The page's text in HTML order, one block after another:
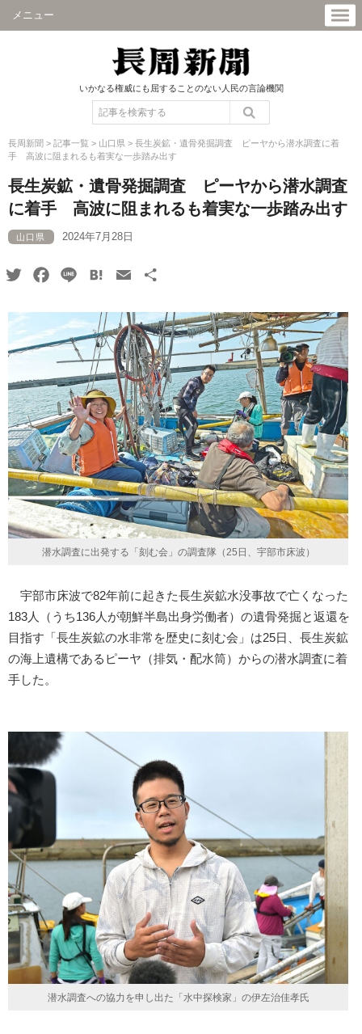
メニュー
いかなる権威にも屈することのない人民の言論機関
長周新聞 > 記事一覧 > 山口県 > 長生炭鉱・遺骨発掘調査 ピーヤから潜水調査に着
手 高波に阻まれるも着実な一歩踏み出す
長生炭鉱・遺骨発掘調査 ピーヤから潜水調査
に着手 高波に阻まれるも着実な一歩踏み出す
山口県 2024年7月28日
TwitterFacebook
Line HatenaEmail
潜水調査に出発する「刻む会」の調査隊（25日、宇部市床波）
宇部市床波で82年前に起きた長生炭鉱水没事故で亡くなった
183人（うち136人が朝鮮半島出身労働者）の遺骨発掘と返還を
目指す「長生炭鉱の水非常を歴史に刻む会」は25日、長生炭鉱
の海上遺構であるピーヤ（排気・配水筒）からの潜水調査に着
手した。
潜水調査への協力を申し出た「水中探検家」の伊左治佳孝氏